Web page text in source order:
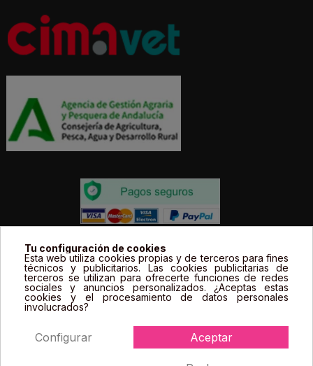
Todos los precios estás expresados en Euros e
incluyen el IVA. | Todas las marcas, logotipos y fotos de
productos son propiedad legal de sus propietarios y
sólo se muestran a título informativo.
Tu configuración de cookies
Esta web utiliza cookies propias y de terceros para fines
técnicos y publicitarios. Las cookies publicitarias de
terceros se utilizan para ofrecerte funciones de redes
sociales y anuncios personalizados. ¿Aceptas estas
cookies y el procesamiento de datos personales
involucrados?
Aceptar
Configurar